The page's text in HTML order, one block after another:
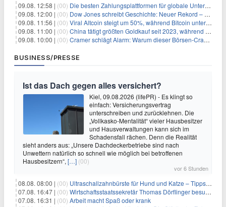
09.08. 12:58 | (00) Die besten Zahlungsplattformen für globale Unternehmen im Jahr 2026
09.08. 12:00 | (00) Dow Jones schreibt Geschichte: Neuer Rekord – und Amazon knackt die nächste Billionen-Marke
09.08. 11:56 | (00) Viral Altcoin steigt um 50%, während Bitcoin unter $65.000 fällt
09.08. 11:00 | (00) China tätigt größten Goldkauf seit 2023, während Goldpreis um 8% steigt
09.08. 10:00 | (00) Cramer schlägt Alarm: Warum dieser Börsen-Crash die beste Einstiegschance seit Monaten ist
BUSINESS/PRESSE
Ist das Dach gegen alles versichert?
Kiel, 09.08.2026 (lifePR) - Es klingt so
einfach: Versicherungsvertrag
unterschreiben und zurücklehnen. Die
„Vollkasko-Mentalität“ vieler Hausbesitzer
und Hausverwaltungen kann sich im
Schadensfall rächen. Denn die Realität
sieht anders aus: „Unsere Dachdeckerbetriebe sind nach
Unwettern natürlich so schnell wie möglich bei betroffenen
Hausbesitzern“, […] (00)
vor 6 Stunden
08.08. 08:00 | (00) Ultraschallzahnbürste für Hund und Katze – Tipps zur erfolgreichen Eingewöhnung
07.08. 16:47 | (00) Wirtschaftsstaatssekretär Thomas Dörflinger besucht Handwerksbetrieb im Kammerbezirk Freiburg
07.08. 16:31 | (00) Arbeit macht Spaß oder krank